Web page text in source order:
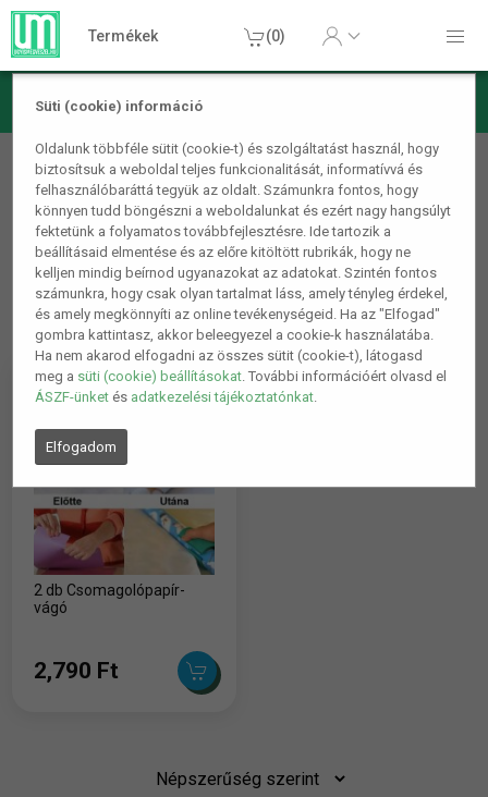
Süti (cookie) információ
Oldalunk többféle sütit (cookie-t) és szolgáltatást használ, hogy
biztosítsuk a weboldal teljes funkcionalitását, informatívvá és
felhasználóbaráttá tegyük az oldalt. Számunkra fontos, hogy
könnyen tudd böngészni a weboldalunkat és ezért nagy hangsúlyt
fektetünk a folyamatos továbbfejlesztésre. Ide tartozik a
beállításaid elmentése és az előre kitöltött rubrikák, hogy ne
kelljen mindig beírnod ugyanazokat az adatokat. Szintén fontos
számunkra, hogy csak olyan tartalmat láss, amely tényleg érdekel,
és amely megkönnyíti az online tevékenységeid. Ha az "Elfogad"
gombra kattintasz, akkor beleegyezel a cookie-k használatába.
Ha nem akarod elfogadni az összes sütit (cookie-t), látogasd
meg a süti (cookie) beállításokat. További információért olvasd el
ÁSZF-ünket és adatkezelési tájékoztatónkat.
Elfogadom
Termékek (0)
Játék, Party kellékek
Csomagolóanyagok
2 db Csomagolópapír-
vágó
2,790 Ft